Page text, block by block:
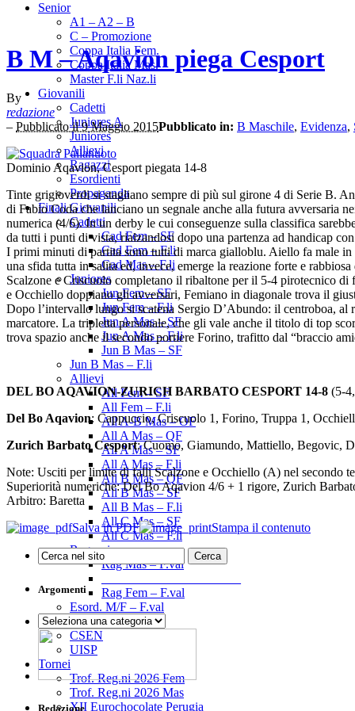
Senior
A1 – A2 – B
C – Promozione
Coppa Italia Fem.
Coppa Italia Mas.
Master F.li Naz.li
Giovanili
Cadetti
Juniores A
Juniores
Allievi
Ragazzi
Esordienti
Propaganda
Finali Giovanili
Cadetti
Cad Fem – SF
Cad Fem – F.li
Cad Mas – F.li
Juniores
Jun Fem – SF
Jun Fem – F.li
Jun A Mas – SF
Jun A Mas – F.li
Jun B Mas – SF
Jun B Mas – F.li
Allievi
All Fem – SF
All Fem – F.li
All A-B Mas – OF
All A Mas – QF
All A Mas – SF
All A Mas – F.li
All B Mas – QF
All B Mas – SF
All B Mas – F.li
All C Mas – SF
All C Mas – F.li
Ragazzi
Rag Mas – F.val
Rag Fem – F.val
Esord. M/F – F.val
Enti Promozione Sp.
CSEN
UISP
Tornei
Trof. Reg.ni 2026 Fem
Trof. Reg.ni 2026 Mas
XII Eurochocolate Perugia
B M – Aqavion piega Cesport
By
redazione
– Pubblicato il 9 Maggio 2015Pubblicato in: B Maschile, Evidenza,
Dominio Aqavion, Cesport piegata 14-8
Tinte grigioverdi si stagliano sempre di più sul girone 4 di Serie B.
di Fabio Coda che lanciano un segnale anche alla futura avversaria
numerica (4/6). In un derby le cui conseguenze sulla classifica
da tutti i punti di vista, rialzandosi dopo una partenza ad handicap
I primi minuti di partita sono tutti di marca gialloblu. Aiello fa male
una sfida tutta in salita ed, invece, emerge la reazione forte e
Scalzone e Criscuolo completano il ribaltone per il 5-4 pirotecnico
e Occhiello doppiano gli avversari, Femiano in diagonale trova il
Dopo l’intervallo lungo si scatena Sergio D’Abundo: il centroboa,
marcatore. La tripletta personale, che gli vale anche il titolo di top
trova spazio anche il secondo portiere Forino, trafitto dal “braccio
DEL BO AQAVION-ZURICH BARBATO CESPORT 14-8 (5-
Del Bo Aqavion: Cappuccio, Criscuolo 1, Forino, Truppa 1,
Zurich Barbato Cesport: Cuomo, Giamundo, Mattiello, Begovic,
Note: Usciti per limite di falli Scalzone e Occhiello (A) nel secondo
Superiorità numeriche: Del Bo Aqavion 4/6 + 1 rigore, Zurich
Arbitro: Baretta
Salva in PDF
Stampa il contenuto
Argomenti
Argomenti
Redazione